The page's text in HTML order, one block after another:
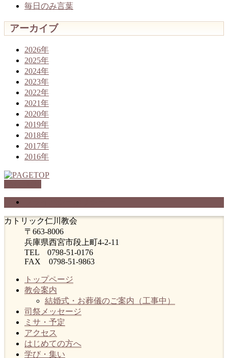
毎日のみ言葉
アーカイブ
2026年
2025年
2024年
2023年
2022年
2021年
2020年
2019年
2018年
2017年
2016年
カトリック仁川教会
〒663-8006
兵庫県西宮市段上町4-2-11
TEL 0798-51-0176
FAX 0798-51-9863
トップページ
教会案内
結婚式・お葬儀のご案内（工事中）
司祭メッセージ
ミサ・予定
アクセス
はじめての方へ
学び・集い